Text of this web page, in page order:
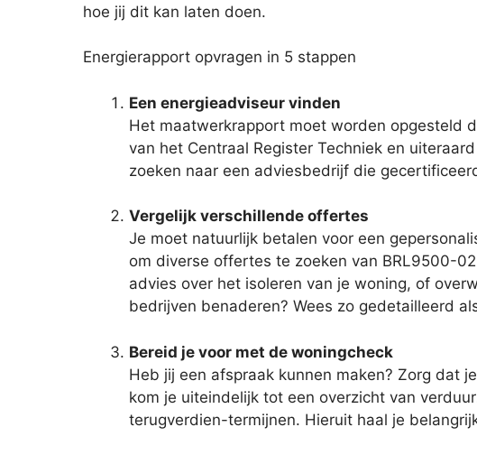
hoe jij dit kan laten doen.
Energierapport opvragen in 5 stappen
Een energieadviseur vinden
Het maatwerkrapport moet worden opgesteld
van het Centraal Register Techniek en
zoeken naar een adviesbedrijf die
Vergelijk verschillende offertes
Je moet natuurlijk betalen voor een
om diverse offertes te zoeken van BRL9500-
advies over het isoleren van je woning, of
bedrijven benaderen? Wees zo gedetailleerd
Bereid je voor met de woningcheck
Heb jij een afspraak kunnen maken? Zorg dat
kom je uiteindelijk tot een overzicht van
terugverdien-termijnen. Hieruit haal je